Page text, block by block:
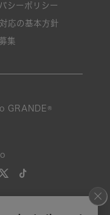
シーポリシー
応の基本方針
集
GRANDE®